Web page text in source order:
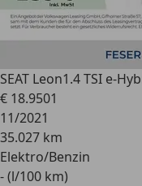
SEAT Leon1.4 TSI e-
€ 18.9501
11/2021
35.027 km
Elektro/Benzin
- (l/100 km)